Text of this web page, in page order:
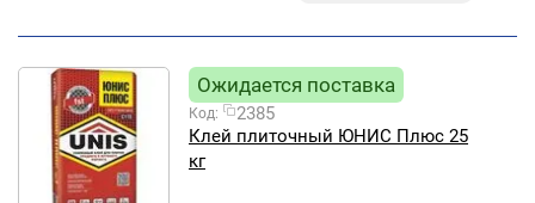
Ожидается поставка
Код:
2385
Клей плиточный ЮНИС Плюс 25
кг